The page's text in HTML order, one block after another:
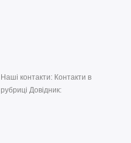
Наші контакти: Контакти в
рубриці Довідник: